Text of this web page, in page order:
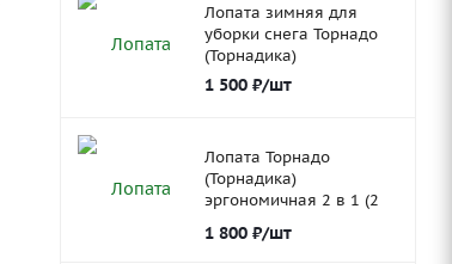
Лопата зимняя для
уборки снега Торнадо
(Торнадика)
1 500₽/шт
Лопата Торнадо
(Торнадика)
эргономичная 2 в 1 (2
1 800₽/шт